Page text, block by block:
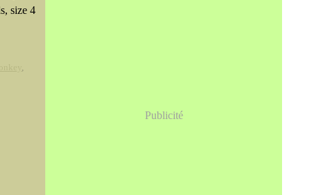
size 4
,
Publicité